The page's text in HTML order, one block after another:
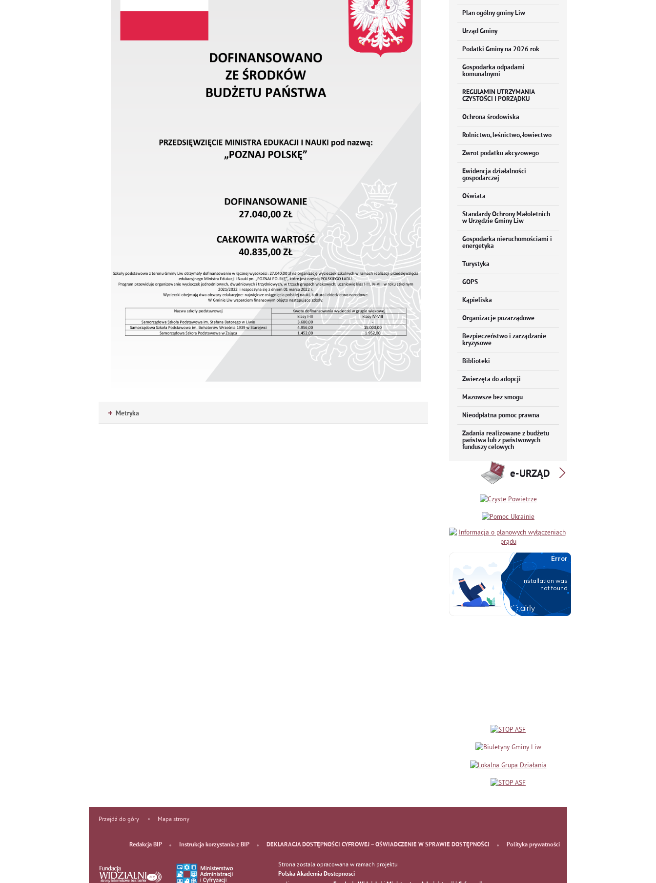
Metryka
Plan ogólny gminy Liw
Urząd Gminy
Podatki Gminy na 2026 rok
Gospodarka odpadami
komunalnymi
REGULAMIN UTRZYMANIA
CZYSTOŚCI I PORZĄDKU
Ochrona środowiska
Rolnictwo, leśnictwo, łowiectwo
Zwrot podatku akcyzowego
Ewidencja działalności
gospodarczej
Oświata
Standardy Ochrony Małoletnich
w Urzędzie Gminy Liw
Gospodarka nieruchomościami i
energetyka
Turystyka
GOPS
Kąpieliska
Organizacje pozarządowe
Bezpieczeństwo i zarządzanie
kryzysowe
Biblioteki
Zwierzęta do adopcji
Mazowsze bez smogu
Nieodpłatna pomoc prawna
Zadania realizowane z budżetu
państwa lub z państwowych
funduszy celowych
Przejdź do góry Mapa strony
Redakcja BIP Instrukcja korzystania z BIP DEKLARACJA DOSTĘPNOŚCI CYFROWEJ – OŚWIADCZENIE W SPRAWIE DOSTĘPNOŚCI Polityka prywatności
Strona zostala opracowana w ramach projektu
Polska Akademia Dostepnosci